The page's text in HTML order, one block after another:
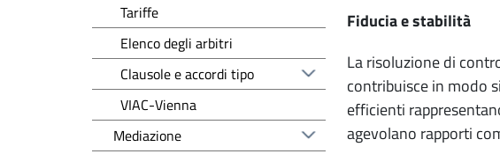
Fiducia e stabilità
La risoluzione di
contribuisce in modo
efficienti
agevolano rapporti
Tariffe
Elenco degli arbitri
Clausole e accordi tipo
VIAC-Vienna
Mediazione